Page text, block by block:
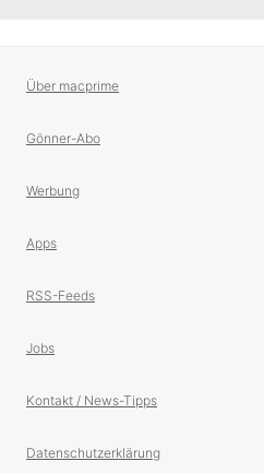
Über macprime
Gönner-Abo
Werbung
Apps
RSS-Feeds
Jobs
Kontakt / News-Tipps
Datenschutzerklärung